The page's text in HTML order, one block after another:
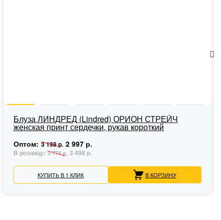
Блуза ЛИНДРЕД (Lindred) ОРИОН СТРЕЙЧ
женская принт сердечки, рукав короткий
Оптом: 3 198 р. 2 997 р.
В розницу: 3 774 р. 3 498 р.
КУПИТЬ В 1 КЛИК В КОРЗИНУ